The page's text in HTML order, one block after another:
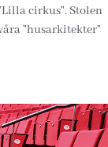
cirkus”. Stolen
”husarkitekter”